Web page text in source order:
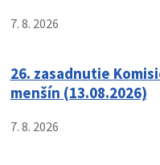
7. 8. 2026
26. zasadnutie
menšín (13.08.2026)
7. 8. 2026